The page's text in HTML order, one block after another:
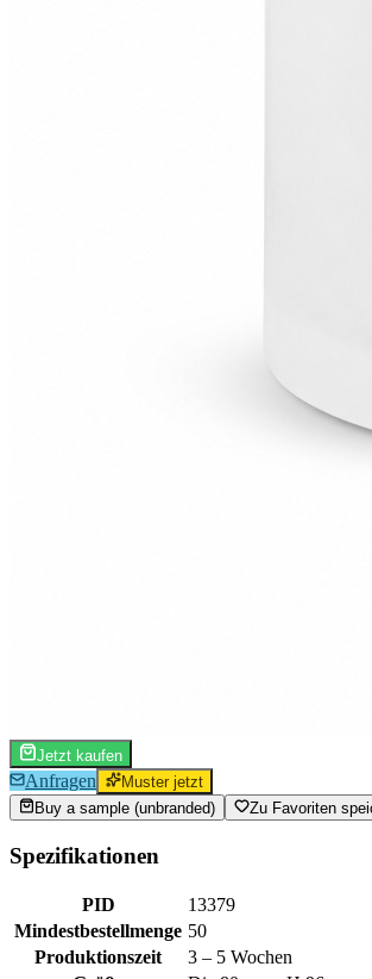
Jetzt kaufen
Anfragen
Muster jetzt
Buy a sample (unbranded)
Zu Favoriten
Spezifikationen
PID
13379
Mindestbestellmenge 50
Produktionszeit
3 – 5 Wochen